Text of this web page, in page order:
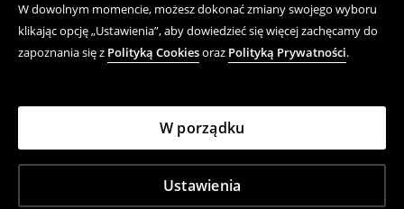
W dowolnym momencie, możesz dokonać zmiany swojego wyboru
klikając opcję „Ustawienia”, aby dowiedzieć się więcej zachęcamy do
zapoznania się z Polityką Cookiesoraz Polityką Prywatności.
Ustawienia
W porządku